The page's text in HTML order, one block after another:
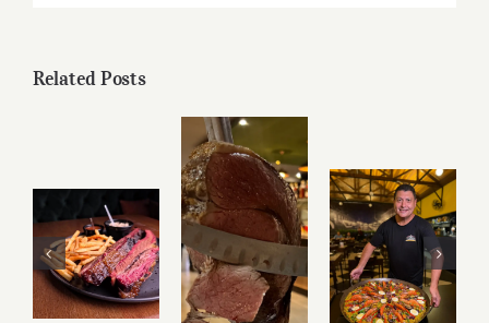
Related Posts